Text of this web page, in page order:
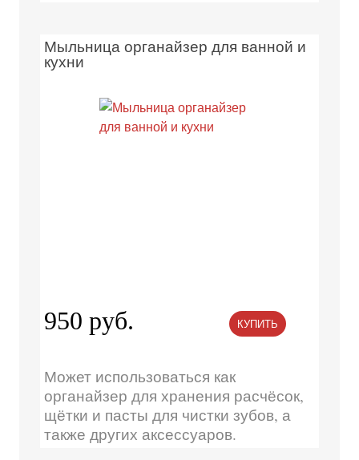
Мыльница органайзер для ванной и
кухни
950 руб. КУПИТЬ
Может использоваться как
органайзер для хранения расчёсок,
щётки и пасты для чистки зубов, а
также других аксессуаров.